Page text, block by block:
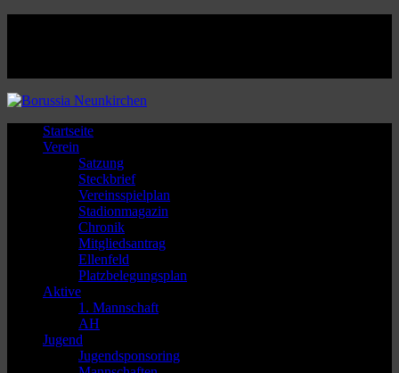
Startseite
Verein
Satzung
Steckbrief
Vereinsspielplan
Stadionmagazin
Chronik
Mitgliedsantrag
Ellenfeld
Platzbelegungsplan
Aktive
1. Mannschaft
AH
Jugend
Jugendsponsoring